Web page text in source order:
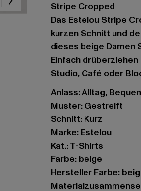
Stripe Cropped
Das Estelou Stripe
kurzen Schnitt und
dieses beige Damen
Einfach
Studio, Café oder
Anlass: Alltag,
Muster: Gestreift
Schnitt: Kurz
Marke: Estelou
Kat.: T-Shirts
Farbe: beige
Hersteller Farbe: